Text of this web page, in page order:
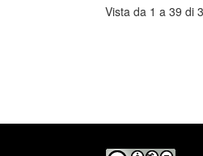
Vista da 1 a 39 di